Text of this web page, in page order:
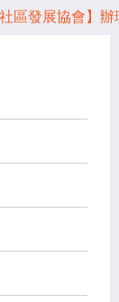
區發展協會】